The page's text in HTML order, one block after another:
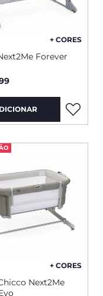
+ CORES
Forever
+ CORES
Next2Me